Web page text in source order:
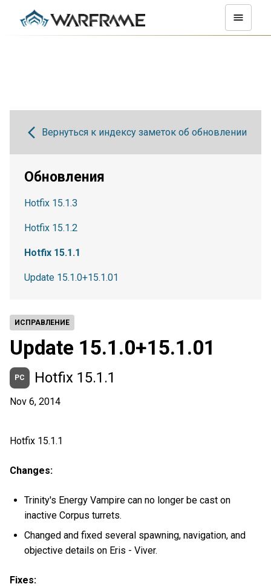
ИСПРАВЛЕНИЕ
Update 15.1.0+15.1.01
PC Hotfix 15.1.1
Nov 6, 2014
Hotfix 15.1.1
Changes:
Trinity's Energy Vampire can no longer be cast on
inactive Corpus turrets.
Changed and fixed several spawning, navigation, and
objective details on Eris - Viver.
Fixes:
Вернуться к индексу заметок об обновлении
Обновления
Hotfix 15.1.3
Hotfix 15.1.2
Hotfix 15.1.1
Update 15.1.0+15.1.01